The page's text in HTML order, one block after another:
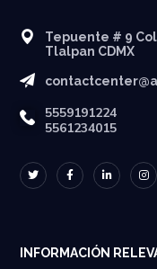
Tepuente # 9
Tlalpan CDMX
5559191224
5561234015
INFORMACIÓN